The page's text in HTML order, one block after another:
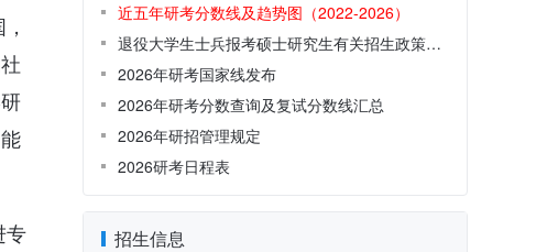
专
近五年研考分数线及趋势图（2022-2026）
退役大学生士兵报考硕士研究生有关招生政策解读
2026年研考国家线发布
2026年研考分数查询及复试分数线汇总
2026年研招管理规定
2026研考日程表
招生信息